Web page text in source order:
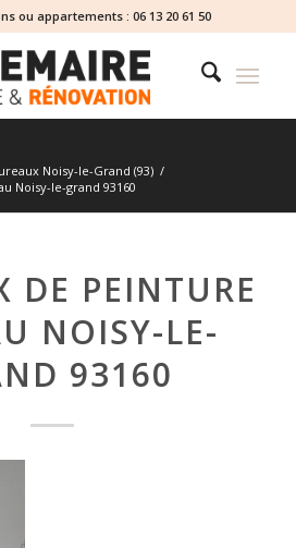
ou appartements : 06 13 20 61 50
Noisy-le-Grand (93) /
Noisy-le-grand 93160
DE PEINTURE
NOISY-LE-
93160